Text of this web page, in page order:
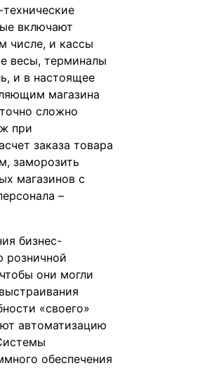
включают
числе, и кассы
весы, терминалы
и в настоящее
магазина
сложно
при
заказа товара
заморозить
магазинов с
–
бизнес-
розничной
они могли
«своего»
автоматизацию
обеспечения